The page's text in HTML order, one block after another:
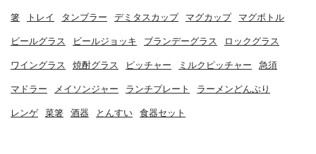
箸 トレイ タンブラー デミタスカップ マグカップ マグボトル
ビールグラス ビールジョッキ ブランデーグラス ロックグラス
ワイングラス 焼酎グラス ピッチャー ミルクピッチャー 急須
マドラー メイソンジャー ランチプレート ラーメンどんぶり
レンゲ 菜箸 酒器 とんすい 食器セット